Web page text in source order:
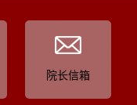
院长信箱